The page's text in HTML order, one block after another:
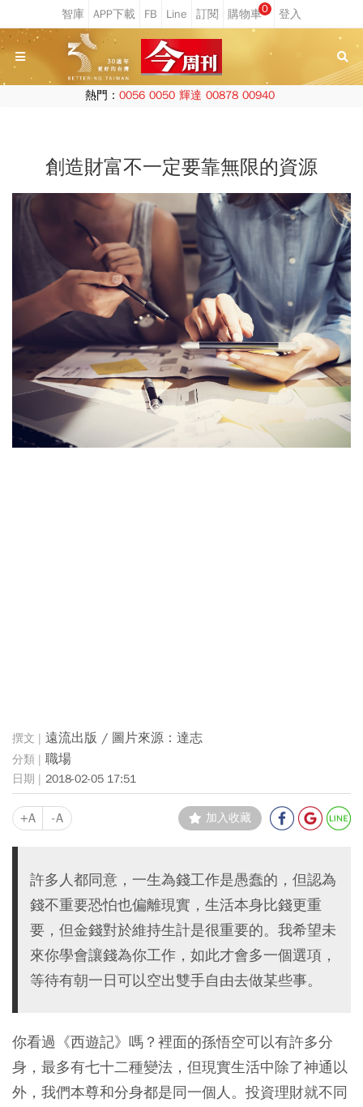
0
熱門： 0056 0050 輝達 00878 00940
創造財富不一定要靠無限的資源
遠流出版 / 圖片來源：達志
職場
2018-02-05 17:51
+A -A 加入收藏
許多人都同意，一生為錢工作是愚蠢的，但認為
錢不重要恐怕也偏離現實，生活本身比錢更重
要，但金錢對於維持生計是很重要的。我希望未
來你學會讓錢為你工作，如此才會多一個選項，
等待有朝一日可以空出雙手自由去做某些事。
你看過《西遊記》嗎？裡面的孫悟空可以有許多分
身，最多有七十二種變法，但現實生活中除了神通以
外，我們本尊和分身都是同一個人。投資理財就不同